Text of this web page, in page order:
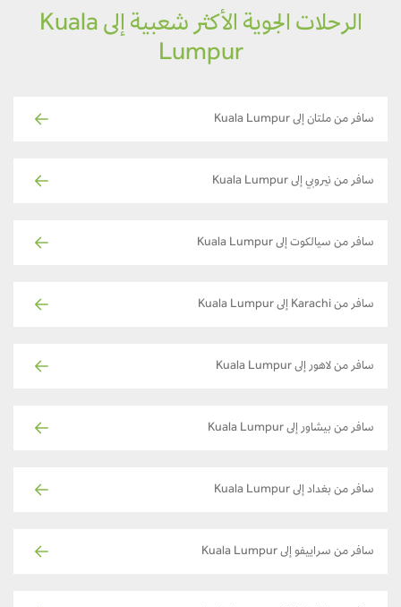
الرحلات الجوية الأكثر شعبية إلى Kuala
Lumpur
سافر من ملتان إلى Kuala Lumpur
سافر من نيروبي إلى Kuala Lumpur
سافر من سيالكوت إلى Kuala Lumpur
سافر من Karachi إلى Kuala Lumpur
سافر من لاهور إلى Kuala Lumpur
سافر من بيشاور إلى Kuala Lumpur
سافر من بغداد إلى Kuala Lumpur
سافر من سراييفو إلى Kuala Lumpur